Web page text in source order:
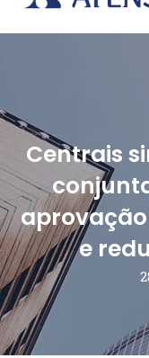
Centrais
aprovação
e